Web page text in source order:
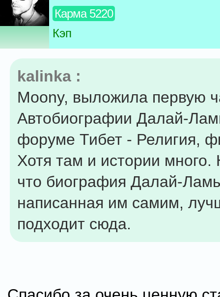
Карма 5220
Кэп
kalinka :
Moony, выложила первую
Автобиографии Далай-
форуме Тибет - Религия,
Хотя там и истории
что биография Далай-
написанная им самим,
подходит сюда.